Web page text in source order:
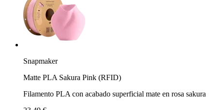
Snapmaker
Matte PLA Sakura Pink (RFID)
Filamento PLA con acabado superficial mate en rosa sakura